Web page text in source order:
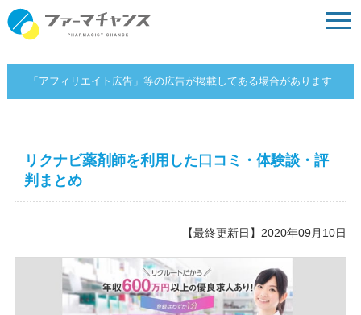
「アフィリエイト広告」等の広告が掲載してある場合があります
リクナビ薬剤師を利用した口コミ・体験談・評
判まとめ
【最終更新日】2020年09月10日